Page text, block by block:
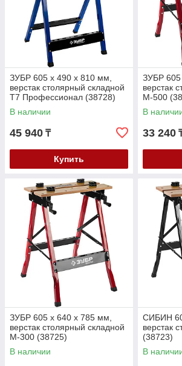
ЗУБР 605 х 490 х 810 мм,
верстак столярный складной
T7 Профессионал (38728)
В наличии
45 940 ₸
Купить
ЗУБР 605
верстак
М-500
В
33 240
ЗУБР 605 х 640 х 785 мм,
верстак столярный складной
М-300 (38725)
В наличии
СИБИН
верстак
(38723)
В